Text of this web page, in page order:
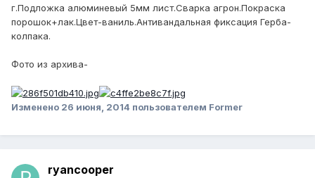
г.Подложка алюминевый 5мм лист.Сварка агрон.Покраска
порошок+лак.Цвет-ваниль.Антивандальная фиксация Герба-
колпака.
Фото из архива-
Изменено 26 июня, 2014 пользователем Former
ryancooper